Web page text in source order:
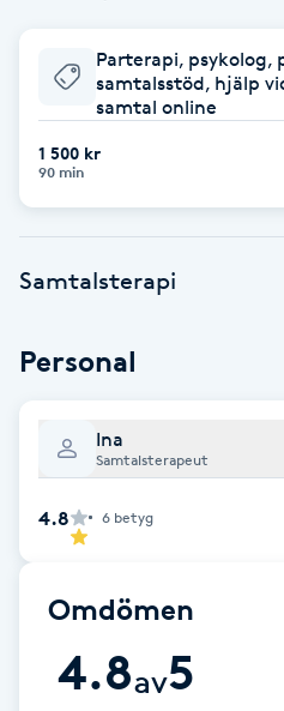
Bambumassage
Barber
BIAB
Blowout
Bottenfärg
Parterapi, psykolog,
samtalsstöd, hjälp
samtal online
1 500 kr
90 min
Samtalsterapi
Personal
Ina
Samtalsterapeut
4.8 6 betyg
Omdömen
4.8av5